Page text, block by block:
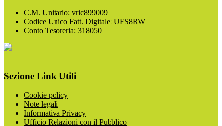
C.M. Unitario: vric899009
Codice Unico Fatt. Digitale: UFS8RW
Conto Tesoreria: 318050
Sezione Link Utili
Cookie policy
Note legali
Informativa Privacy
Ufficio Relazioni con il Pubblico